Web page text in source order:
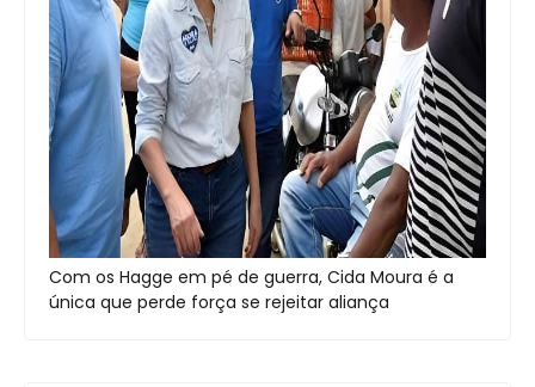
Com os Hagge em pé de guerra, Cida Moura é a
única que perde força se rejeitar aliança